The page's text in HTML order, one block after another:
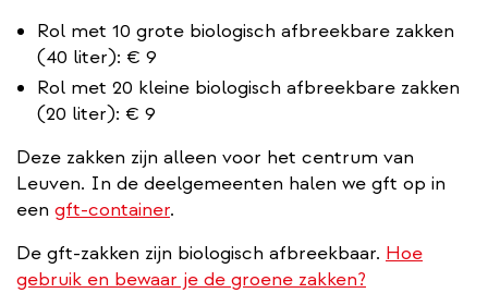
Rol met 10 grote biologisch afbreekbare zakken
(40 liter): € 9
Rol met 20 kleine biologisch afbreekbare zakken
(20 liter): € 9
Deze zakken zijn alleen voor het centrum van
Leuven. In de deelgemeenten halen we gft op in
een gft-container.
De gft-zakken zijn biologisch afbreekbaar. Hoe
gebruik en bewaar je de groene zakken?